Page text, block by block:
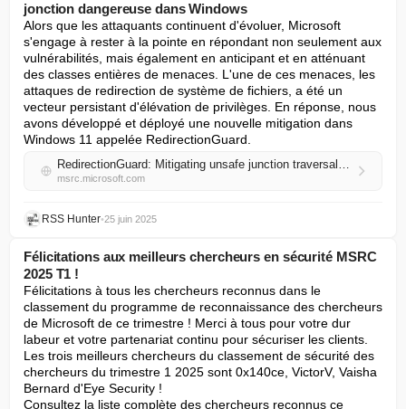
jonction dangereuse dans Windows
Alors que les attaquants continuent d'évoluer, Microsoft
s'engage à rester à la pointe en répondant non seulement aux
vulnérabilités, mais également en anticipant et en atténuant
des classes entières de menaces. L'une de ces menaces, les
attaques de redirection de système de fichiers, a été un
vecteur persistant d'élévation de privilèges. En réponse, nous
avons développé et déployé une nouvelle mitigation dans
Windows 11 appelée RedirectionGuard.
RedirectionGuard: Mitigating unsafe junction traversal in Windows
msrc.microsoft.com
RSS Hunter•25 juin 2025
Félicitations aux meilleurs chercheurs en sécurité MSRC
2025 T1 !
Félicitations à tous les chercheurs reconnus dans le
classement du programme de reconnaissance des chercheurs
de Microsoft de ce trimestre ! Merci à tous pour votre dur
labeur et votre partenariat continu pour sécuriser les clients.
Les trois meilleurs chercheurs du classement de sécurité des
chercheurs du trimestre 1 2025 sont 0x140ce, VictorV, Vaisha
Bernard d'Eye Security !
Consultez la liste complète des chercheurs reconnus ce